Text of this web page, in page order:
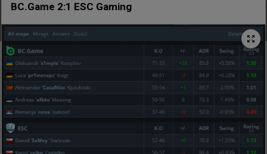
Grupa A
TEAM SPIRIT
AURORA GAMING
G2 ESPORTS
GAMERLEGION
LUMINOSITY
BC.Game 2:1 ESC Gaming